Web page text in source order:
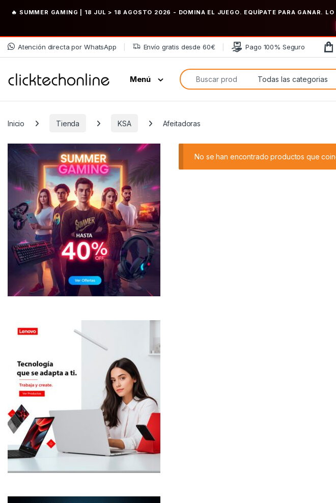
🔥 SUMMER GAMING | 18 JUL > 18 AGOSTO 2026 - DOMINA EL JUEGO. EQUÍPATE PARA GANAR.
Saltar a la navegación
Saltar al contenido
Atención directa por WhatsApp Envío gratis desde 60€ Pago 100% Seguro
Menú
Búsqueda de:
Inicio Tienda KSA Afeitadoras
No se han encontrado productos que